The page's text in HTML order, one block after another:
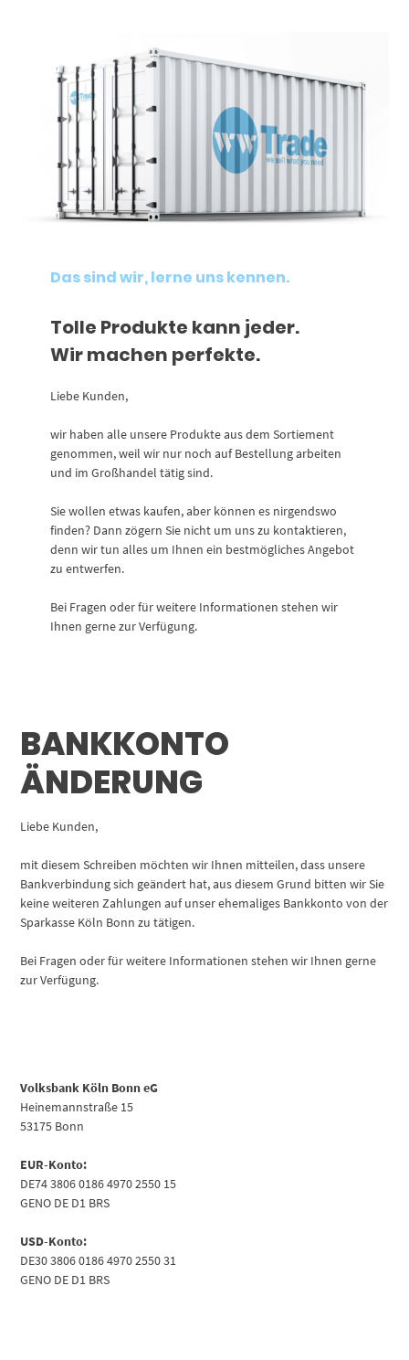
Das sind wir, lerne uns kennen.
Tolle Produkte kann jeder.
Wir machen perfekte.
Liebe Kunden,
wir haben alle unsere Produkte aus dem Sortiement
genommen, weil wir nur noch auf Bestellung arbeiten
und im Großhandel tätig sind.
Sie wollen etwas kaufen, aber können es nirgendswo
finden? Dann zögern Sie nicht um uns zu kontaktieren,
denn wir tun alles um Ihnen ein bestmögliches Angebot
zu entwerfen.
Bei Fragen oder für weitere Informationen stehen wir
Ihnen gerne zur Verfügung.
BANKKONTO
ÄNDERUNG
Liebe Kunden,
mit diesem Schreiben möchten wir Ihnen mitteilen, dass unsere
Bankverbindung sich geändert hat, aus diesem Grund bitten wir Sie
keine weiteren Zahlungen auf unser ehemaliges Bankkonto von der
Sparkasse Köln Bonn zu tätigen.
Bei Fragen oder für weitere Informationen stehen wir Ihnen gerne
zur Verfügung.
Volksbank Köln Bonn eG
Heinemannstraße 15
53175 Bonn
EUR-Konto:
DE74 3806 0186 4970 2550 15
GENO DE D1 BRS
USD-Konto:
DE30 3806 0186 4970 2550 31
GENO DE D1 BRS